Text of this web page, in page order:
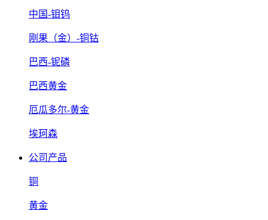
中国-钼钨
刚果（金）-铜钴
巴西-铌磷
巴西黄金
厄瓜多尔-黄金
埃珂森
公司产品
铜
黄金